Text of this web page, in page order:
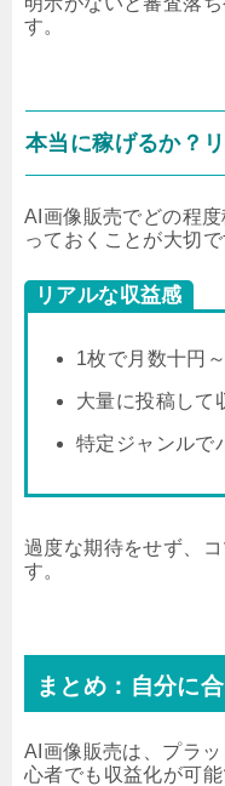
す。
本当に稼げるか？
AI画像販売でどの程
っておくことが大切で
リアルな収益感
1枚で月数十円
大量に投稿して
特定ジャンルで
過度な期待をせず、
す。
まとめ：自分に
AI画像販売は、プラ
心者でも収益化が可能